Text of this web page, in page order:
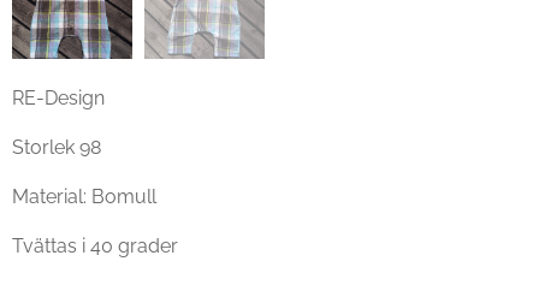
RE-Design
Storlek 98
Material: Bomull
Tvättas i 40 grader